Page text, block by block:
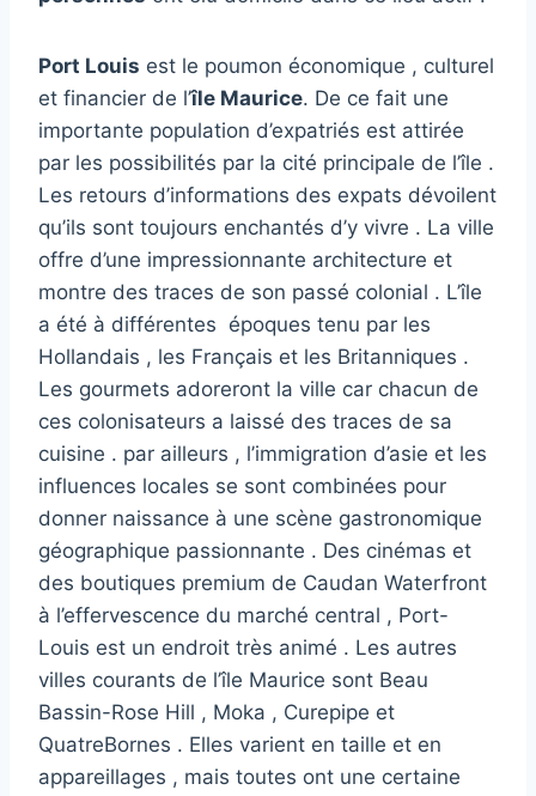
Port Louis est le poumon économique , culturel
et financier de l’île Maurice. De ce fait une
importante population d’expatriés est attirée
par les possibilités par la cité principale de l’île .
Les retours d’informations des expats dévoilent
qu’ils sont toujours enchantés d’y vivre . La ville
offre d’une impressionnante architecture et
montre des traces de son passé colonial . L’île
a été à différentes époques tenu par les
Hollandais , les Français et les Britanniques .
Les gourmets adoreront la ville car chacun de
ces colonisateurs a laissé des traces de sa
cuisine . par ailleurs , l’immigration d’asie et les
influences locales se sont combinées pour
donner naissance à une scène gastronomique
géographique passionnante . Des cinémas et
des boutiques premium de Caudan Waterfront
à l’effervescence du marché central , Port-
Louis est un endroit très animé . Les autres
villes courants de l’île Maurice sont Beau
Bassin-Rose Hill , Moka , Curepipe et
QuatreBornes . Elles varient en taille et en
appareillages , mais toutes ont une certaine